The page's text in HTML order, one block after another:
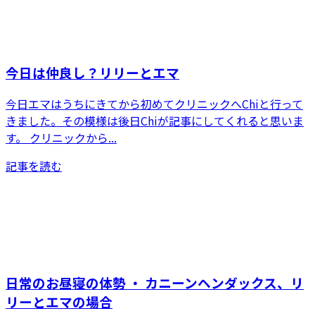
今日は仲良し？リリーとエマ
今日エマはうちにきてから初めてクリニックへChiと行って
きました。その模様は後日Chiが記事にしてくれると思いま
す。 クリニックから...
記事を読む
日常のお昼寝の体勢 ・ カニーンヘンダックス、リ
リーとエマの場合